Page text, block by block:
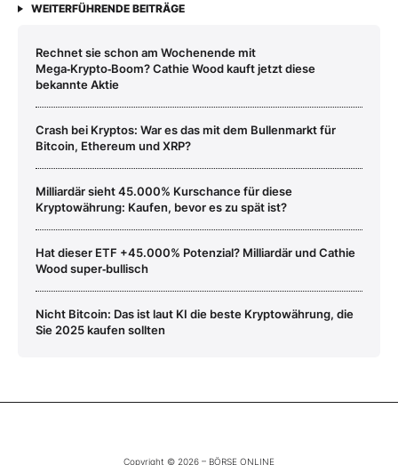
WEITERFÜHRENDE BEITRÄGE
Rechnet sie schon am Wochenende mit
Mega‑Krypto‑Boom? Cathie Wood kauft jetzt diese
bekannte Aktie
Crash bei Kryptos: War es das mit dem Bullenmarkt für
Bitcoin, Ethereum und XRP?
Milliardär sieht 45.000% Kurschance für diese
Kryptowährung: Kaufen, bevor es zu spät ist?
Hat dieser ETF +45.000% Potenzial? Milliardär und Cathie
Wood super‑bullisch
Nicht Bitcoin: Das ist laut KI die beste Kryptowährung, die
Sie 2025 kaufen sollten
Copyright © 2026 – BÖRSE ONLINE